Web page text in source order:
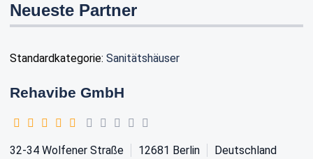
Neueste Partner
Standardkategorie: Sanitätshäuser
Rehavibe GmbH
32-34 Wolfener Straße 12681 Berlin Deutschland